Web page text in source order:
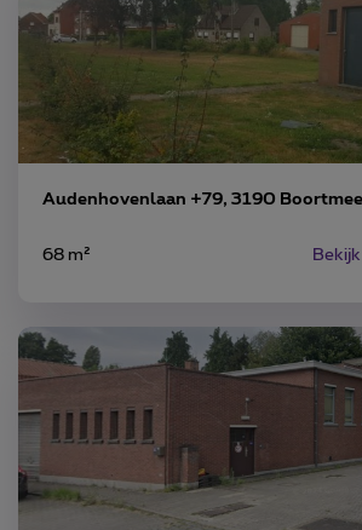
Audenhovenlaan +79, 3190
68 m²